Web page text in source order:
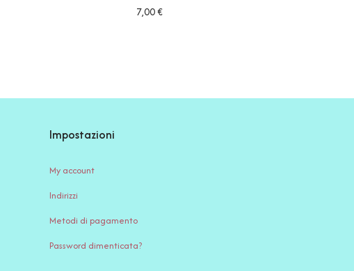
7,00€
Impostazioni
My account
Indirizzi
Metodi di pagamento
Password dimenticata?